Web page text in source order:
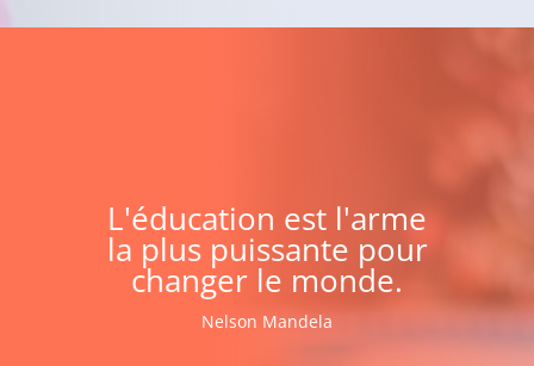
L'éducation est l'arme
la plus puissante pour
changer le monde.
Nelson Mandela